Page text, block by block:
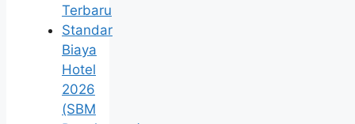
Terbaru
Standar
Biaya
Hotel
2026
(SBM